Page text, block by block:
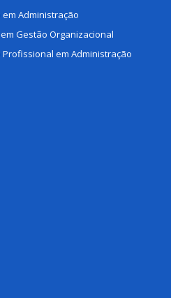
Administração
Gestão Organizacional
em Administração